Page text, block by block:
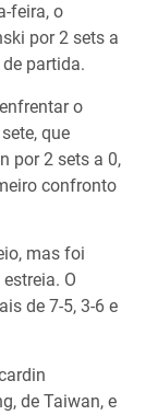
feira, o
por 2 sets a
partida.
o
que
por 2 sets a 0,
confronto
mas foi
O
de 7-5, 3-6 e
de Taiwan, e